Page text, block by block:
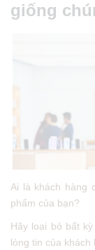
giống
Ai là khách hàng
phẩm của bạn?
Hãy loại bỏ bất
lòng tin của khách